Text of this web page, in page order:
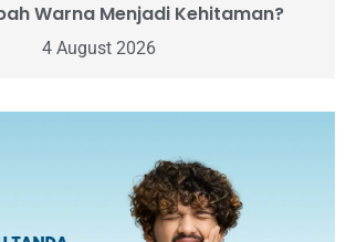
Warna Menjadi Kehitaman?
4 August 2026